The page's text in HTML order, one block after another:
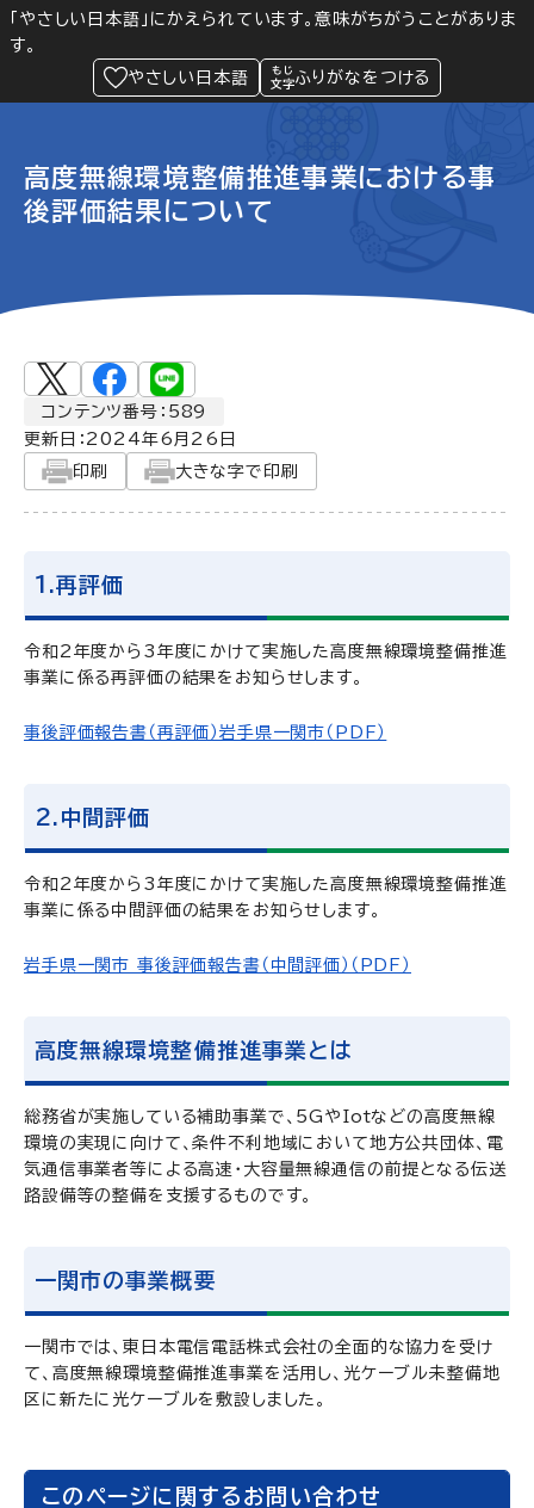
「やさしい日本語」にかえられています。意味がちがうことがありま
す。
やさしい日本語
ふりがなをつける
Language 閲覧支援
緊急情報
高度無線環境整備推進事業における事
後評価結果について
コンテンツ番号：589
更新日： 2024年6月26日
印刷
大きな字で印刷
1.再評価
令和2年度から3年度にかけて実施した高度無線環境整備推進
事業に係る再評価の結果をお知らせします。
事後評価報告書（再評価）岩手県一関市（PDF）
2.中間評価
令和2年度から3年度にかけて実施した高度無線環境整備推進
事業に係る中間評価の結果をお知らせします。
岩手県一関市 事後評価報告書（中間評価）（PDF）
高度無線環境整備推進事業とは
総務省が実施している補助事業で、5GやIotなどの高度無線
環境の実現に向けて、条件不利地域において地方公共団体、電
気通信事業者等による高速・大容量無線通信の前提となる伝送
路設備等の整備を支援するものです。
一関市の事業概要
一関市では、東日本電信電話株式会社の全面的な協力を受け
て、高度無線環境整備推進事業を活用し、光ケーブル未整備地
区に新たに光ケーブルを敷設しました。
このページに関するお問い合わせ